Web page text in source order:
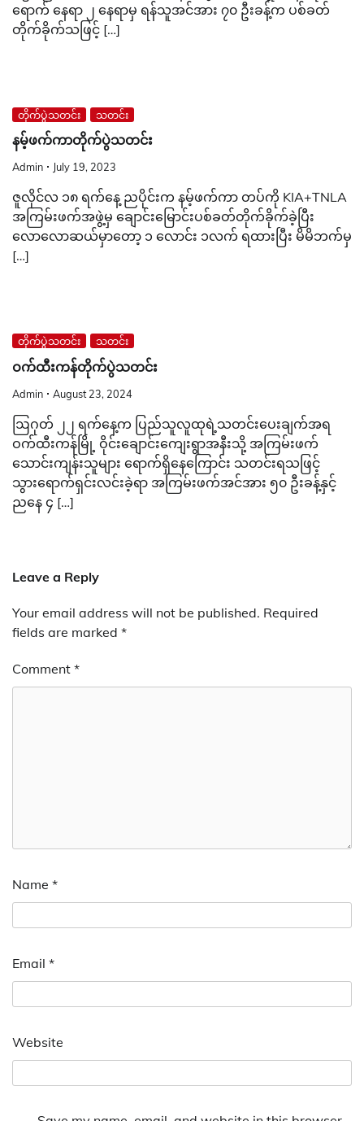
ရောက် နေရာ ၂ နေရာမှ ရန်သူအင်အား ၇၀ ဦးခန့်က ပစ်ခတ်
တိုက်ခိုက်သဖြင့် […]
တိုက်ပွဲသတင်း သတင်း
နမ့်ဖက်ကာတိုက်ပွဲသတင်း
Admin July 19, 2023
ဇူလိုင်လ ၁၈ ရက်နေ့ ညပိုင်းက နမ့်ဖက်ကာ တပ်ကို KIA+TNLA
အကြမ်းဖက်အဖွဲ့မှ ချောင်းမြောင်းပစ်ခတ်တိုက်ခိုက်ခဲ့ပြီး
လောလောဆယ်မှာတော့ ၁ လောင်း ၁လက် ရထားပြီး မိမိဘက်မှ
[…]
တိုက်ပွဲသတင်း သတင်း
ဝက်ထီးကန်တိုက်ပွဲသတင်း
Admin August 23, 2024
ဩဂုတ် ၂၂ ရက်နေ့က ပြည်သူလူထုရဲ့သတင်းပေးချက်အရ
ဝက်ထီးကန်မြို့ ဝိုင်းချောင်းကျေးရွာအနီးသို့ အကြမ်းဖက်
သောင်းကျန်းသူများ ရောက်ရှိနေကြောင်း သတင်းရသဖြင့်
သွားရောက်ရှင်းလင်းခဲ့ရာ အကြမ်းဖက်အင်အား ၅၀ ဦးခန့်နှင့်
ညနေ ၄ […]
Leave a Reply
Your email address will not be published. Required
fields are marked *
Comment *
Name *
Email *
Website